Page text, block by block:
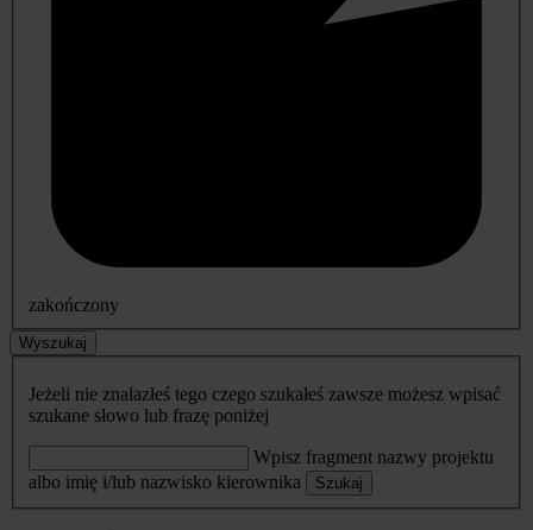
zakończony
Wyszukaj
Jeżeli nie znalazłeś tego czego szukałeś zawsze możesz wpisać
szukane słowo lub frazę poniżej
Wpisz fragment nazwy projektu
albo imię i/lub nazwisko kierownika
Szukaj